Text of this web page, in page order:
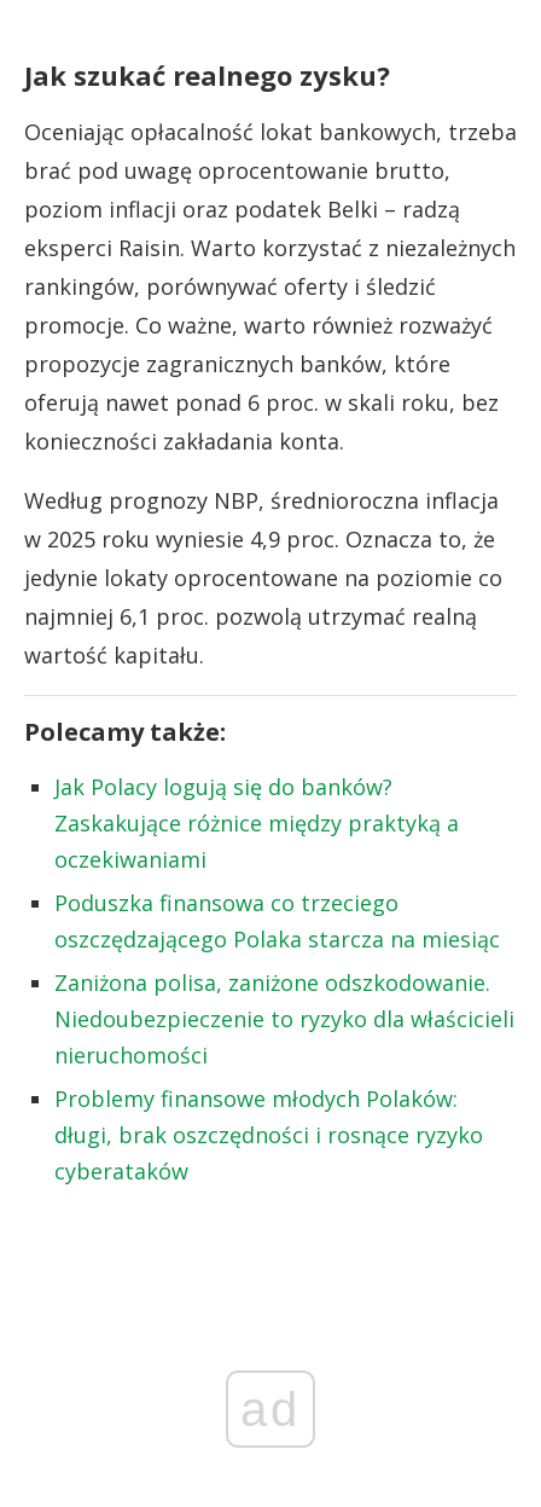
Jak szukać realnego zysku?
Oceniając opłacalność lokat bankowych, trzeba
brać pod uwagę oprocentowanie brutto,
poziom inflacji oraz podatek Belki – radzą
eksperci Raisin. Warto korzystać z niezależnych
rankingów, porównywać oferty i śledzić
promocje. Co ważne, warto również rozważyć
propozycje zagranicznych banków, które
oferują nawet ponad 6 proc. w skali roku, bez
konieczności zakładania konta.
Według prognozy NBP, średnioroczna inflacja
w 2025 roku wyniesie 4,9 proc. Oznacza to, że
jedynie lokaty oprocentowane na poziomie co
najmniej 6,1 proc. pozwolą utrzymać realną
wartość kapitału.
Polecamy także:
Jak Polacy logują się do banków?
Zaskakujące różnice między praktyką a
oczekiwaniami
Poduszka finansowa co trzeciego
oszczędzającego Polaka starcza na miesiąc
Zaniżona polisa, zaniżone odszkodowanie.
Niedoubezpieczenie to ryzyko dla właścicieli
nieruchomości
Problemy finansowe młodych Polaków:
długi, brak oszczędności i rosnące ryzyko
cyberataków
ad